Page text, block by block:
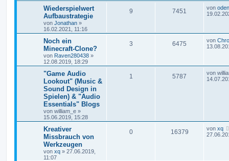
Wiederspielwert
Aufbaustrategie
von Jonathan »
16.02.2021, 11:16
9 7451 von
Noch ein
Minecraft-Clone?
von Raven280438 »
12.08.2019, 18:29
3 6475 von
"Game Audio
Lookout" (Music &
Sound Design in
Spielen) & "Audio
Essentials" Blogs
von william_e »
15.06.2019, 15:28
1 5787 von
Kreativer
Missbrauch von
Werkzeugen
von xq » 27.06.2019,
11:07
0 16379 von xq